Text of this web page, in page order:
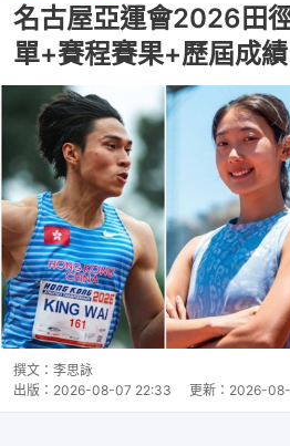
名古屋亞運會2026田
單+賽程賽果+歷屆成績
撰文： 李思詠
出版： 2026-08-07 22:33 更新： 2026-